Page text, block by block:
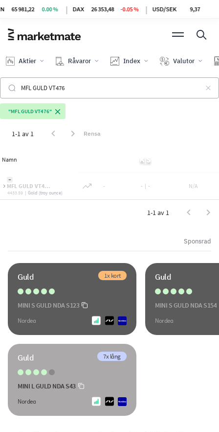
0.00 % | DAX 26 353,48 -0.05 % | USD/SEK 9,37
Aktier Råvaror Index Valutor
"MFL GULD VT476"
1-1 av 1 Rensa
Namn
MFL GULD VT4...
4433.59 | Gold (troy ounce)
- - | - N/A
1-1 av 1
Sponsrad
Guld 1x kort
MINI S GULD NDA S123
Nordea
Guld
MINI S GULD NDA S154
Nordea
Guld 7x lång
MINI L GULD NDA S43
Nordea